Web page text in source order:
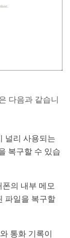
다음과 같습니
널리 사용되는
복구할 수 있습
의 내부 메모
파일을 복구할
통화 기록이